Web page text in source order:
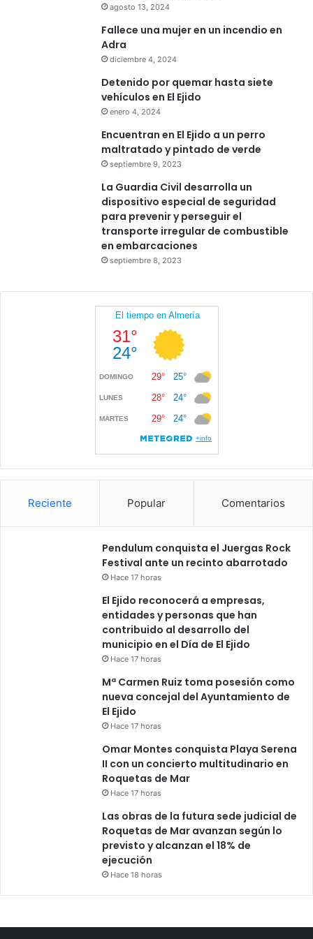
agosto 13, 2024
Fallece una mujer en un incendio en
Adra
diciembre 4, 2024
Detenido por quemar hasta siete
vehículos en El Ejido
enero 4, 2024
Encuentran en El Ejido a un perro
maltratado y pintado de verde
septiembre 9, 2023
La Guardia Civil desarrolla un
dispositivo especial de seguridad
para prevenir y perseguir el
transporte irregular de combustible
en embarcaciones
septiembre 8, 2023
Reciente Popular Comentarios
Pendulum conquista el Juergas Rock
Festival ante un recinto abarrotado
Hace 17 horas
El Ejido reconocerá a empresas,
entidades y personas que han
contribuido al desarrollo del
municipio en el Día de El Ejido
Hace 17 horas
Mª Carmen Ruiz toma posesión como
nueva concejal del Ayuntamiento de
El Ejido
Hace 17 horas
Omar Montes conquista Playa Serena
II con un concierto multitudinario en
Roquetas de Mar
Hace 17 horas
Las obras de la futura sede judicial de
Roquetas de Mar avanzan según lo
previsto y alcanzan el 18% de
ejecución
Hace 18 horas